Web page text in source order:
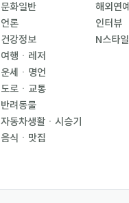
문화일반
언론
건강정보
여행ㆍ레저
운세ㆍ명언
도로ㆍ교통
반려동물
자동차생활ㆍ시승기
음식ㆍ맛집
해외연예
인터뷰
N스타일